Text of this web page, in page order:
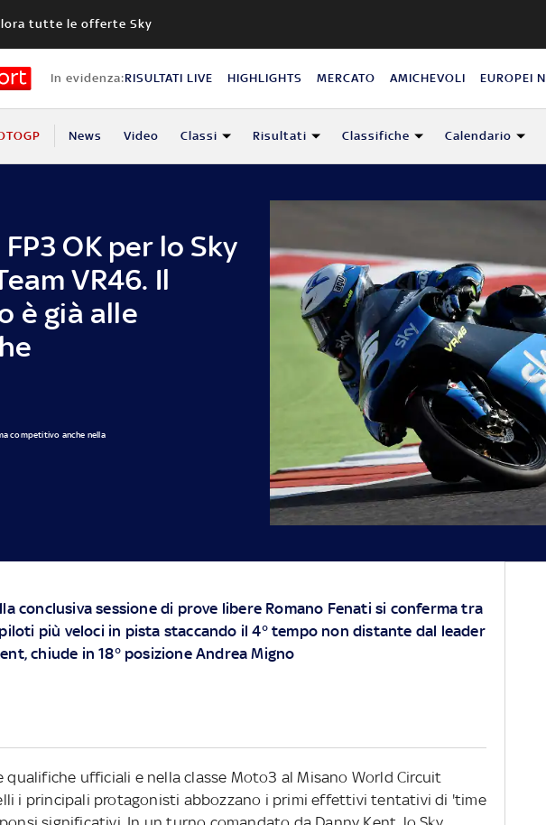
tutte le offerte Sky
In evidenza:RISULTATI LIVE HIGHLIGHTS MERCATO AMICHEVOLI EUROPEI
News Video Classi Risultati Classifiche Calendario
OK per lo Sky
VR46. Il
è già alle
competitivo anche nella
conclusiva sessione di prove libere Romano Fenati si conferma tra
più veloci in pista staccando il 4° tempo non distante dal leader
chiude in 18° posizione Andrea Migno
qualifiche ufficiali e nella classe Moto3 al Misano World Circuit
i principali protagonisti abbozzano i primi effettivi tentativi di 'time